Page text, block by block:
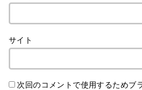
サイト
次回のコメントで使用するためブ